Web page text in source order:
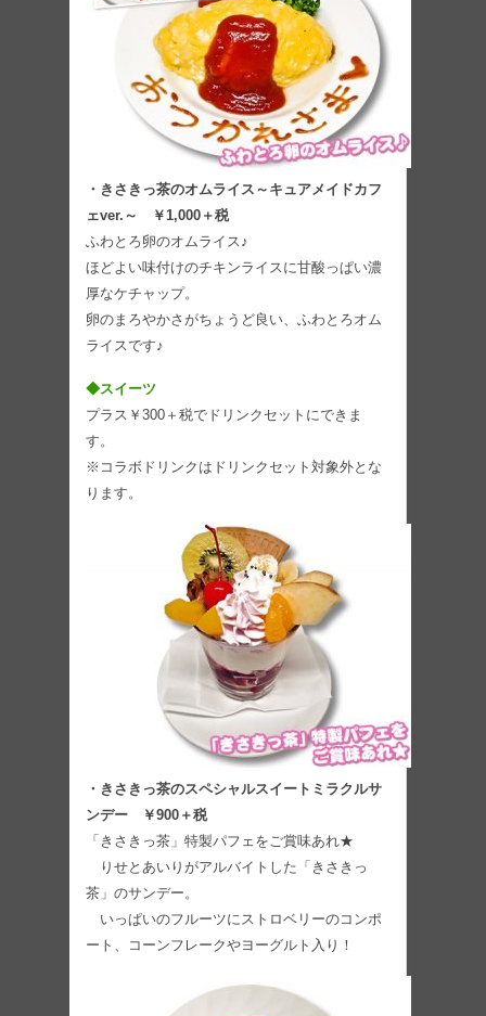
・きさきっ茶のオムライス～キュアメイドカフ
ェver.～ ￥1,000＋税
ふわとろ卵のオムライス♪
ほどよい味付けのチキンライスに甘酸っぱい濃
厚なケチャップ。
卵のまろやかさがちょうど良い、ふわとろオム
ライスです♪
◆スイーツ
プラス￥300＋税でドリンクセットにできま
す。
※コラボドリンクはドリンクセット対象外とな
ります。
・きさきっ茶のスペシャルスイートミラクルサ
ンデー ￥900＋税
「きさきっ茶」特製パフェをご賞味あれ★
りせとあいりがアルバイトした「きさきっ
茶」のサンデー。
いっぱいのフルーツにストロベリーのコンポ
ート、コーンフレークやヨーグルト入り！